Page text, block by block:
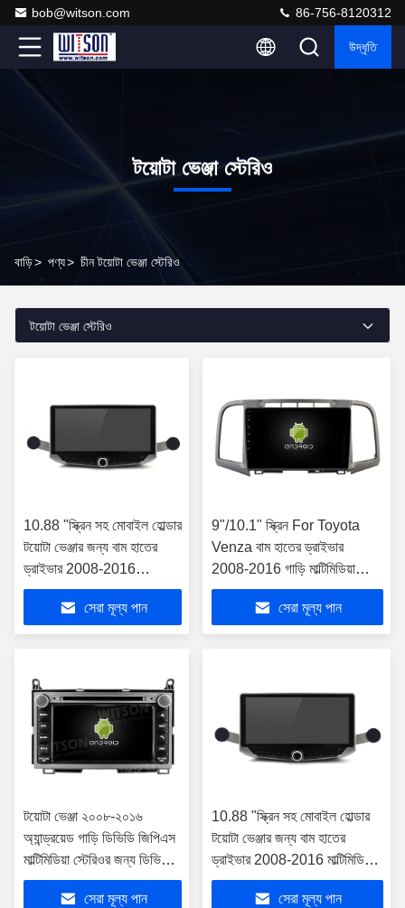
bob@witson.com 86-756-8120312
উদ্ধৃতি
টয়োটা ভেঞ্জা স্টেরিও
বাড়ি> পণ্য> চীন টয়োটা ভেঞ্জা স্টেরিও
টয়োটা ভেঞ্জা স্টেরিও
10.88 "স্ক্রিন সহ মোবাইল হোল্ডার
টয়োটা ভেঞ্জার জন্য বাম হাতের
ড্রাইভার 2008-2016
মাল্টিমিডিয়া স্টেরিও
সেরা মূল্য পান
9"/10.1" স্ক্রিন For Toyota
Venza বাম হাতের ড্রাইভার
2008-2016 গাড়ি মাল্টিমিডিয়া
স্টেরিও
সেরা মূল্য পান
টয়োটা ভেঞ্জা ২০০৮-২০১৬
অ্যান্ড্রয়েড গাড়ি ডিভিডি জিপিএস
মাল্টিমিডিয়া স্টেরিওর জন্য ডিভিডি
ডেক সহ 7 "স্ক্রিন ই এম স্টাইল
সেরা মূল্য পান
10.88 "স্ক্রিন সহ মোবাইল হোল্ডার
টয়োটা ভেঞ্জার জন্য বাম হাতের
ড্রাইভার 2008-2016 মাল্টিমিডিয়া
স্টেরিও
সেরা মূল্য পান